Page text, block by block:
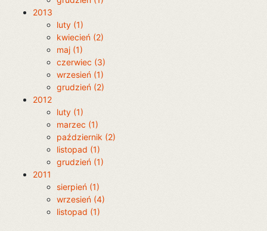
2013
luty (1)
kwiecień (2)
maj (1)
czerwiec (3)
wrzesień (1)
grudzień (2)
2012
luty (1)
marzec (1)
październik (2)
listopad (1)
grudzień (1)
2011
sierpień (1)
wrzesień (4)
listopad (1)